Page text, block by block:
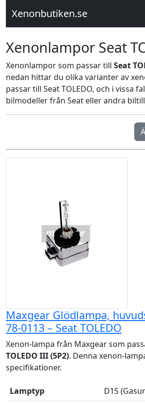
Xenonbutiken.se
Xenonlampor Seat
Xenonlampor som passar till Seat
nedan hittar du olika varianter av
passar till Seat TOLEDO, och i vissa
bilmodeller från Seat eller andra
Maxgear Glödlampa,
78-0113 – Seat TOLEDO
Xenon-lampa från Maxgear som
TOLEDO III (5P2). Denna xenon-
specifikationer.
Lamptyp
D1S